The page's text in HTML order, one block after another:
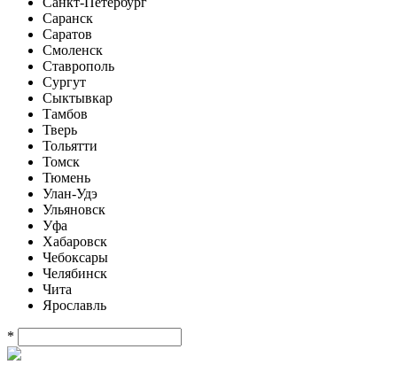
Саранск
Саратов
Смоленск
Ставрополь
Сургут
Сыктывкар
Тамбов
Тверь
Тольятти
Томск
Тюмень
Улан-Удэ
Ульяновск
Уфа
Хабаровск
Чебоксары
Челябинск
Чита
Ярославль
*